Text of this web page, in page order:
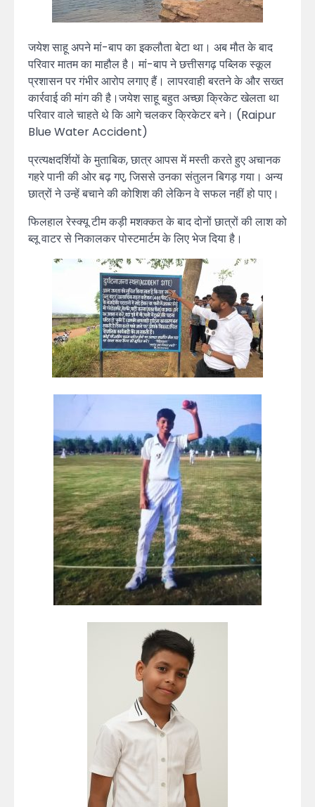
जयेश साहू अपने मां-बाप का इकलौता बेटा था। अब मौत के बाद
परिवार मातम का माहौल है। मां-बाप ने छत्तीसगढ़ पब्लिक स्कूल
प्रशासन पर गंभीर आरोप लगाए हैं। लापरवाही बरतने के और सख्त
कार्रवाई की मांग की है।जयेश साहू बहुत अच्छा क्रिकेट खेलता था
परिवार वाले चाहते थे कि आगे चलकर क्रिकेटर बने। (Raipur
Blue Water Accident)
प्रत्यक्षदर्शियों के मुताबिक, छात्र आपस में मस्ती करते हुए अचानक
गहरे पानी की ओर बढ़ गए, जिससे उनका संतुलन बिगड़ गया। अन्य
छात्रों ने उन्हें बचाने की कोशिश की लेकिन वे सफल नहीं हो पाए।
फिलहाल रेस्क्यू टीम कड़ी मशक्कत के बाद दोनों छात्रों की लाश को
ब्लू वाटर से निकालकर पोस्टमार्टम के लिए भेज दिया है।